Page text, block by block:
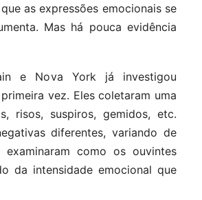
as expressões emocionais se
Mas há pouca evidência
e Nova York já investigou
vez. Eles coletaram uma
risos, suspiros, gemidos, etc.
diferentes, variando de
como os ouvintes
da intensidade emocional que